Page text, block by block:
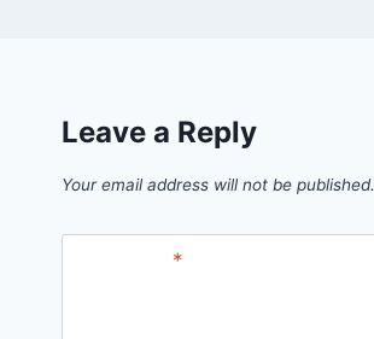
Leave a Reply
Your email address will not be published.
*